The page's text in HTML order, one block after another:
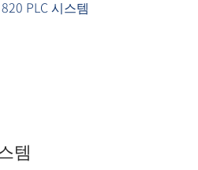
템